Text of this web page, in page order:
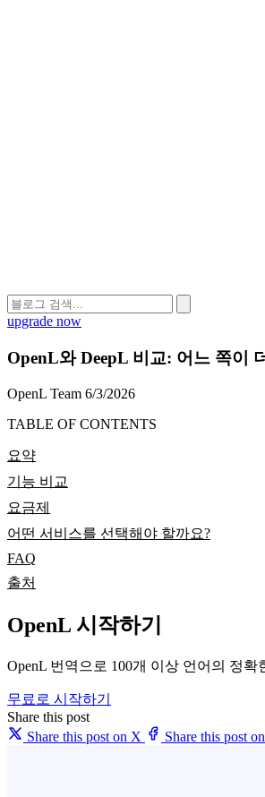
upgrade now
OpenL와 DeepL 비교: 어느 쪽이
OpenL Team 6/3/2026
TABLE OF CONTENTS
요약
기능 비교
요금제
어떤 서비스를 선택해야 할까요?
FAQ
출처
OpenL 시작하기
OpenL 번역으로 100개 이상 언어의 정
무료로 시작하기
Share this post
Share this post on X
Share this post